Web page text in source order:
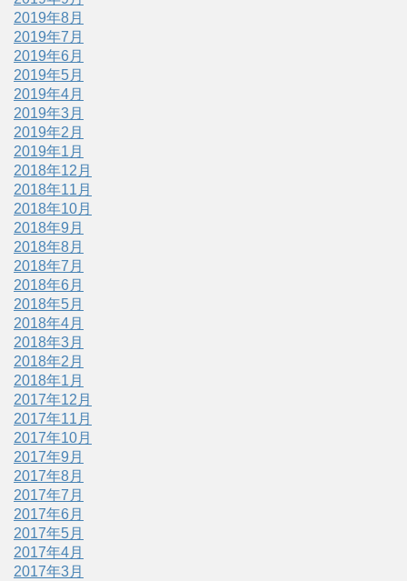
2019年8月
2019年7月
2019年6月
2019年5月
2019年4月
2019年3月
2019年2月
2019年1月
2018年12月
2018年11月
2018年10月
2018年9月
2018年8月
2018年7月
2018年6月
2018年5月
2018年4月
2018年3月
2018年2月
2018年1月
2017年12月
2017年11月
2017年10月
2017年9月
2017年8月
2017年7月
2017年6月
2017年5月
2017年4月
2017年3月